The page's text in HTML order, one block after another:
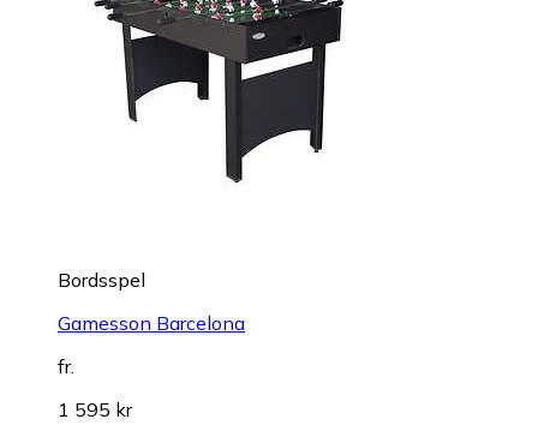
Bordsspel
Gamesson Barcelona
fr.
1 595 kr